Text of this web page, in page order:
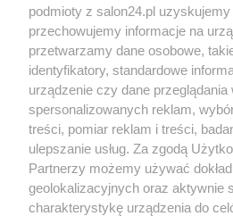
Społeczeństwo
Kultura
X Facebook
podmioty z salon24.pl uzyskujemy
przechowujemy informacje na
przetwarzamy dane osobowe,
identyfikatory, standardowe
urządzenie czy dane przeglądania
spersonalizowanych reklam,
treści, pomiar reklam i treści,
ulepszanie usług. Za zgodą
Partnerzy możemy używać
geolokalizacyjnych oraz aktywnie
charakterystykę urządzenia do